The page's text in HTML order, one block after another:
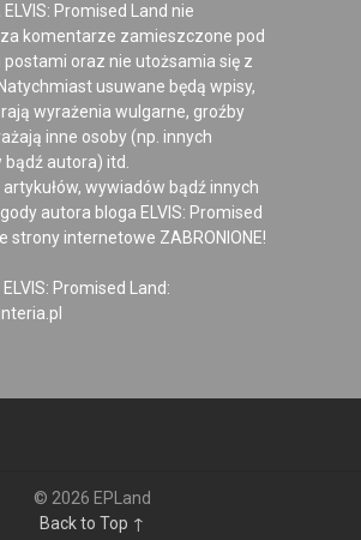
Promised Land nie
komentarze zamieszczone pod
postami oraz nie utożsamia się z
usuwane będą wpisy,
wyrażenia wulgarne, groźby
inne osoby (np. innych
autora) itd.
artykułów, wywiadów bądź innych
autora bloga ELVIS: Promised
strony internetowe ZABRONIONE!
ELVIS: Promised Land:
© 2026 EPLand
Back to Top ↑